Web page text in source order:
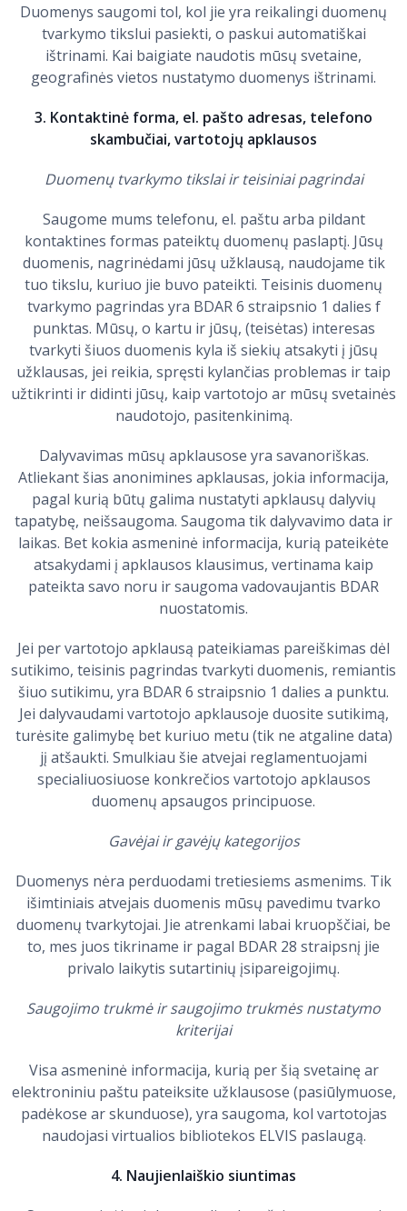
Duomenys saugomi tol, kol jie yra reikalingi duomenų
tvarkymo tikslui pasiekti, o paskui automatiškai
ištrinami. Kai baigiate naudotis mūsų svetaine,
geografinės vietos nustatymo duomenys ištrinami.
3. Kontaktinė forma, el. pašto adresas, telefono
skambučiai, vartotojų apklausos
Duomenų tvarkymo tikslai ir teisiniai pagrindai
Saugome mums telefonu, el. paštu arba pildant
kontaktines formas pateiktų duomenų paslaptį. Jūsų
duomenis, nagrinėdami jūsų užklausą, naudojame tik
tuo tikslu, kuriuo jie buvo pateikti. Teisinis duomenų
tvarkymo pagrindas yra BDAR 6 straipsnio 1 dalies f
punktas. Mūsų, o kartu ir jūsų, (teisėtas) interesas
tvarkyti šiuos duomenis kyla iš siekių atsakyti į jūsų
užklausas, jei reikia, spręsti kylančias problemas ir taip
užtikrinti ir didinti jūsų, kaip vartotojo ar mūsų svetainės
naudotojo, pasitenkinimą.
Dalyvavimas mūsų apklausose yra savanoriškas.
Atliekant šias anonimines apklausas, jokia informacija,
pagal kurią būtų galima nustatyti apklausų dalyvių
tapatybę, neišsaugoma. Saugoma tik dalyvavimo data ir
laikas. Bet kokia asmeninė informacija, kurią pateikėte
atsakydami į apklausos klausimus, vertinama kaip
pateikta savo noru ir saugoma vadovaujantis BDAR
nuostatomis.
Jei per vartotojo apklausą pateikiamas pareiškimas dėl
sutikimo, teisinis pagrindas tvarkyti duomenis, remiantis
šiuo sutikimu, yra BDAR 6 straipsnio 1 dalies a punktu.
Jei dalyvaudami vartotojo apklausoje duosite sutikimą,
turėsite galimybę bet kuriuo metu (tik ne atgaline data)
jį atšaukti. Smulkiau šie atvejai reglamentuojami
specialiuosiuose konkrečios vartotojo apklausos
duomenų apsaugos principuose.
Gavėjai ir gavėjų kategorijos
Duomenys nėra perduodami tretiesiems asmenims. Tik
išimtiniais atvejais duomenis mūsų pavedimu tvarko
duomenų tvarkytojai. Jie atrenkami labai kruopščiai, be
to, mes juos tikriname ir pagal BDAR 28 straipsnį jie
privalo laikytis sutartinių įsipareigojimų.
Saugojimo trukmė ir saugojimo trukmės nustatymo
kriterijai
Visa asmeninė informacija, kurią per šią svetainę ar
elektroniniu paštu pateiksite užklausose (pasiūlymuose,
padėkose ar skunduose), yra saugoma, kol vartotojas
naudojasi virtualios bibliotekos ELVIS paslaugą.
4. Naujienlaiškio siuntimas